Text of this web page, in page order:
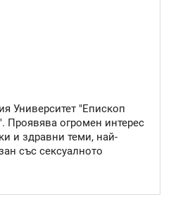
Университет "Епископ
Проявява огромен интерес
и здравни теми, най-
със сексуалното